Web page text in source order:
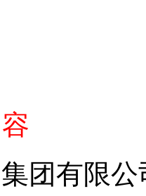
团有限